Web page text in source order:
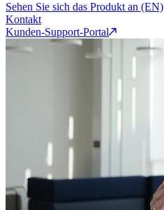
Sehen Sie sich das Produkt an (EN)
Kontakt
Kunden-Support-Portal